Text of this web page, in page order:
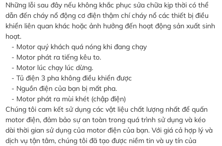
Những lỗi sau đây nếu không khắc phục sửa chữa kịp thời có thể
dẫn đến cháy nổ động cơ điện thậm chí cháy nổ các thiết bị điều
khiển liên quan khác hoặc ảnh hưởng đến hoạt động sản xuất sinh
hoạt.
- Motor quý khách quá nóng khi đang chạy
- Motor phát ra tiếng kêu to.
- Motor lúc chạy lúc dừng.
- Tủ điện 3 pha không điều khiển được
- Nguồn điện của bạn bị mất pha.
- Motor phát ra mùi khét (chập điện)
Chúng tôi cam kết sử dụng các vật liệu chất lượng nhất để quấn
motor điện, đảm bảo sự an toàn trong quá trình sử dụng và kéo
dài thời gian sử dụng của motor điện của bạn. Với giá cả hợp lý và
dịch vụ tận tâm, chúng tôi đã tạo được niềm tin và uy tín của